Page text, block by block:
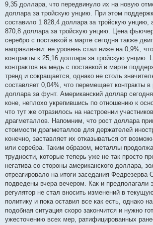
9,35 доллара, что передвинуло их на новую
доллара за тройскую унцию. При этом
составило 1 828,4 доллара за тройскую унцию,
870,8 доллара за тройскую унцию. Цена
серебро с поставкой в марте сегодня также
направлении: ее уровень стал ниже на 0,9%,
контракты к 25,16 доллара за тройскую
контрактов на медь с поставкой в марте
тренд и сокращается, однако не столь
составляет 0,04%, что перемещает контракты в
доллара за фунт. Американский доллар
коне, неплохо укрепившись по отношению к
что тут же отразилось на настроении
драгметаллов. Напомним, что рост доллара
стоимости драгметаллов для держателей
конечно, заставляет их отказываться от
или серебра. Таким образом, металлы
трудности, которые теперь уже не так просто
негатива со стороны американского доллара,
отреагировало на итоги заседания
подведены вчера вечером. Как и предполагали
регулятор не стал вносить изменений в
политику и пока оставил все как есть, однако
подобная ситуация скоро закончится и нужно
ужесточению всех мер, ратифицированных